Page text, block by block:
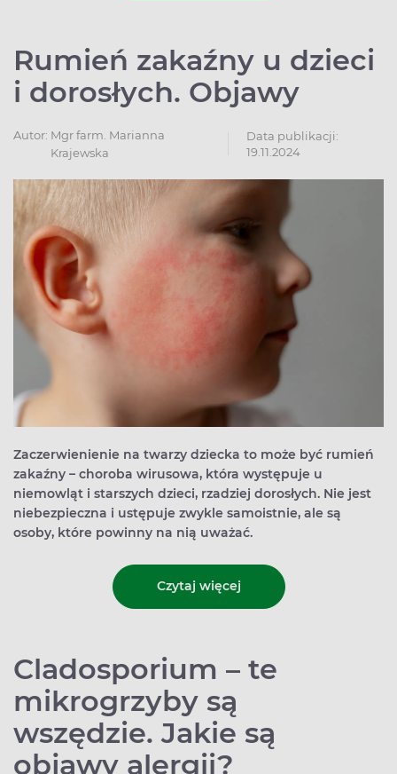
Rumień zakaźny u dzieci
i dorosłych. Objawy
Autor: Mgr farm. Marianna
Krajewska
Data publikacji:
19.11.2024
Zaczerwienienie na twarzy dziecka to może być rumień
zakaźny – choroba wirusowa, która występuje u
niemowląt i starszych dzieci, rzadziej dorosłych. Nie jest
niebezpieczna i ustępuje zwykle samoistnie, ale są
osoby, które powinny na nią uważać.
Czytaj więcej
Cladosporium – te
mikrogrzyby są
wszędzie. Jakie są
objawy alergii?